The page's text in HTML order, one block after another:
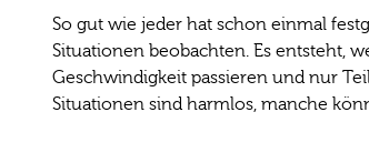
So gut wie jeder hat schon einmal
Situationen beobachten. Es entsteht,
Geschwindigkeit passieren und nur
Situationen sind harmlos, manche